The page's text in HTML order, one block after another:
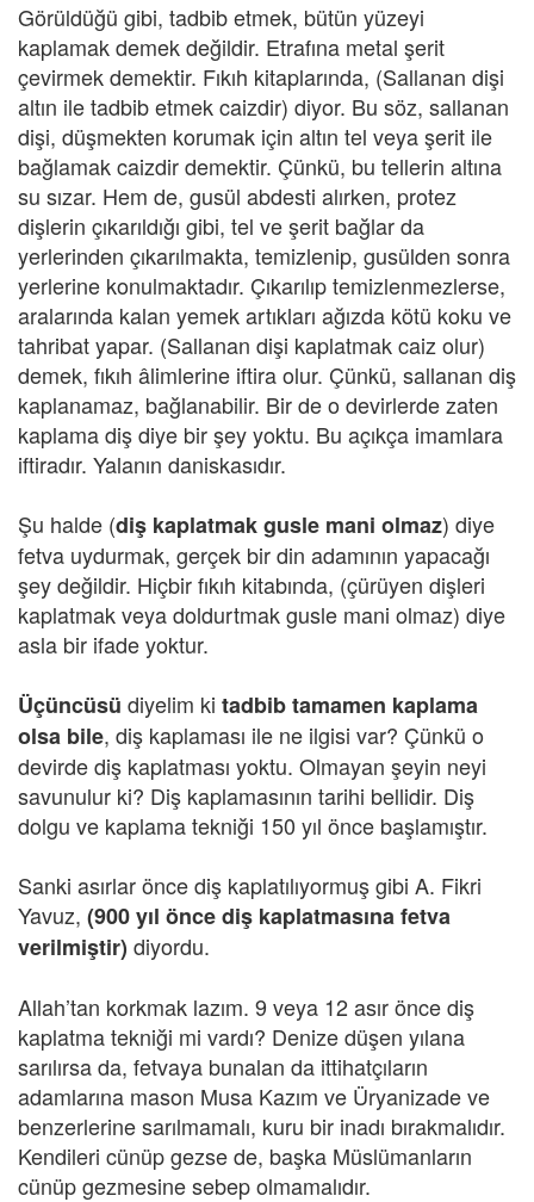
Görüldüğü gibi, tadbib etmek, bütün yüzeyi
kaplamak demek değildir. Etrafına metal şerit
çevirmek demektir. Fıkıh kitaplarında, (Sallanan dişi
altın ile tadbib etmek caizdir) diyor. Bu söz, sallanan
dişi, düşmekten korumak için altın tel veya şerit ile
bağlamak caizdir demektir. Çünkü, bu tellerin altına
su sızar. Hem de, gusül abdesti alırken, protez
dişlerin çıkarıldığı gibi, tel ve şerit bağlar da
yerlerinden çıkarılmakta, temizlenip, gusülden sonra
yerlerine konulmaktadır. Çıkarılıp temizlenmezlerse,
aralarında kalan yemek artıkları ağızda kötü koku ve
tahribat yapar. (Sallanan dişi kaplatmak caiz olur)
demek, fıkıh âlimlerine iftira olur. Çünkü, sallanan diş
kaplanamaz, bağlanabilir. Bir de o devirlerde zaten
kaplama diş diye bir şey yoktu. Bu açıkça imamlara
iftiradır. Yalanın daniskasıdır.
Şu halde (diş kaplatmak gusle mani olmaz) diye
fetva uydurmak, gerçek bir din adamının yapacağı
şey değildir. Hiçbir fıkıh kitabında, (çürüyen dişleri
kaplatmak veya doldurtmak gusle mani olmaz) diye
asla bir ifade yoktur.
Üçüncüsü diyelim ki tadbib tamamen kaplama
olsa bile, diş kaplaması ile ne ilgisi var? Çünkü o
devirde diş kaplatması yoktu. Olmayan şeyin neyi
savunulur ki? Diş kaplamasının tarihi bellidir. Diş
dolgu ve kaplama tekniği 150 yıl önce başlamıştır.
Sanki asırlar önce diş kaplatılıyormuş gibi A. Fikri
Yavuz, (900 yıl önce diş kaplatmasına fetva
verilmiştir) diyordu.
Allah’tan korkmak lazım. 9 veya 12 asır önce diş
kaplatma tekniği mi vardı? Denize düşen yılana
sarılırsa da, fetvaya bunalan da ittihatçıların
adamlarına mason Musa Kazım ve Üryanizade ve
benzerlerine sarılmamalı, kuru bir inadı bırakmalıdır.
Kendileri cünüp gezse de, başka Müslümanların
cünüp gezmesine sebep olmamalıdır.